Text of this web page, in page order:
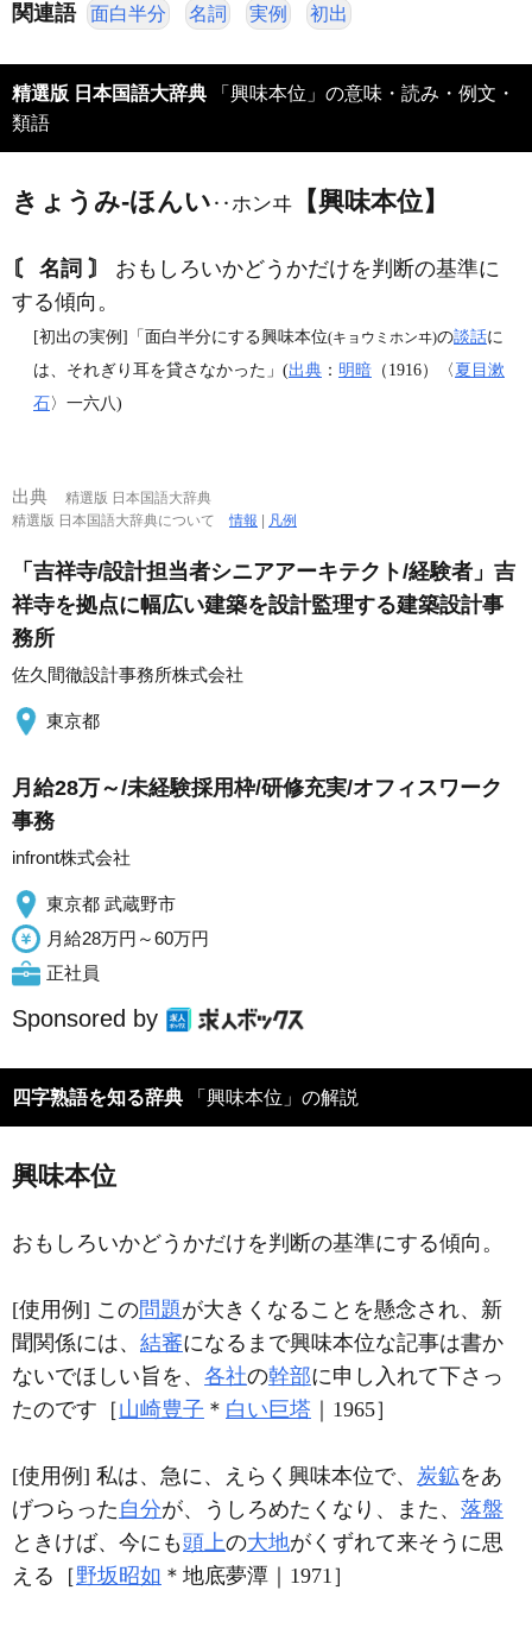
関連語 面白半分 名詞 実例 初出
精選版 日本国語大辞典
類語
きょうみ‐ほんい ‥ホンヰ 【興味本位】
〘 名詞 〙
おもしろいかどうかだけを判断の基準に
する傾向。
[初出の実例]「面白半分にする興味本位(キョウミホンヰ)の談話に
は、それぎり耳を貸さなかった」(出典 ： 明暗 （1916）〈夏目漱
石〉一六八)
出典
精選版 日本国語大辞典
精選版 日本国語大辞典について情報 凡例
「吉祥寺/設計担当者シニアアーキテクト/経験者」吉
祥寺を拠点に幅広い建築を設計監理する建築設計事
務所
佐久間徹設計事務所株式会社
東京都
月給28万～/未経験採用枠/研修充実/オフィスワーク
事務
infront株式会社
東京都 武蔵野市
月給28万円～60万円
正社員
Sponsored by
四字熟語を知る辞典 「興味本位」の解説
興味本位
おもしろいかどうかだけを判断の基準にする傾向。
[使用例] この問題が大きくなることを懸念され、新
聞関係には、 結審になるまで興味本位な記事は書か
ないでほしい旨を、 各社の幹部に申し入れて下さっ
たのです［山崎豊子 ＊ 白い巨塔 ｜1965］
[使用例] 私は、急に、えらく興味本位で、 炭鉱をあ
げつらった 自分が、うしろめたくなり、また、 落盤
ときけば、今にも頭上の大地がくずれて来そうに思
える［野坂昭如 ＊地底夢潭｜1971］